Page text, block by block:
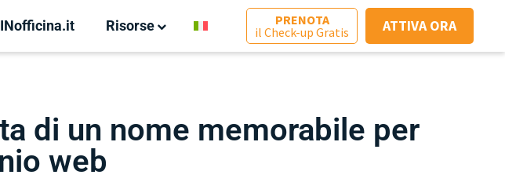
PRENOTA
il Check-up Gratis
ATTIVA ORA
Risorse
di un nome memorabile per
web